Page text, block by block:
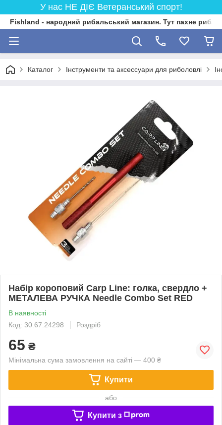
У нас НЕ ДІЄ Ветеранський спорт!
Fishland - народний рибальський магазин. Тут пахне
Каталог Інструменти та аксессуари для риболовлі
Набір короповий Carp Line: голка, свердло +
МЕТАЛЕВА РУЧКА Needle Combo Set RED
В наявності
Код: 30.67.24298
Роздріб
65 ₴
Мінімальна сума замовлення на сайті — 400 ₴
Купити
або
Купити з